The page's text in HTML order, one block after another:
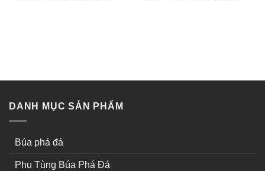
DANH MỤC SẢN PHẨM
Búa phá đá
Phụ Tùng Búa Phá Đá